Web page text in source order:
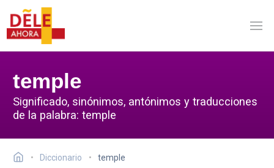
temple
Significado, sinónimos, antónimos y traducciones
de la palabra: temple
Diccionario temple